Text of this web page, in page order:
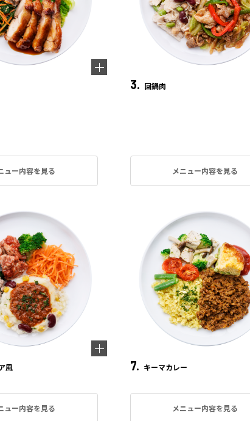
ュー内容を見る
3. 回鍋肉
メニュー内容を見る
風
ュー内容を見る
7. キーマカレー
メニュー内容を見る